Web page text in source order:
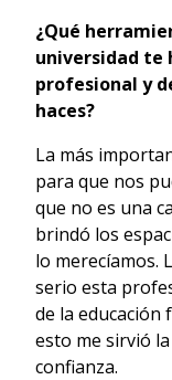
¿Qué
universidad te
profesional y
haces?
La más
para que nos
que no es una
brindó los
lo merecíamos.
serio esta
de la educación
esto me sirvió
confianza.